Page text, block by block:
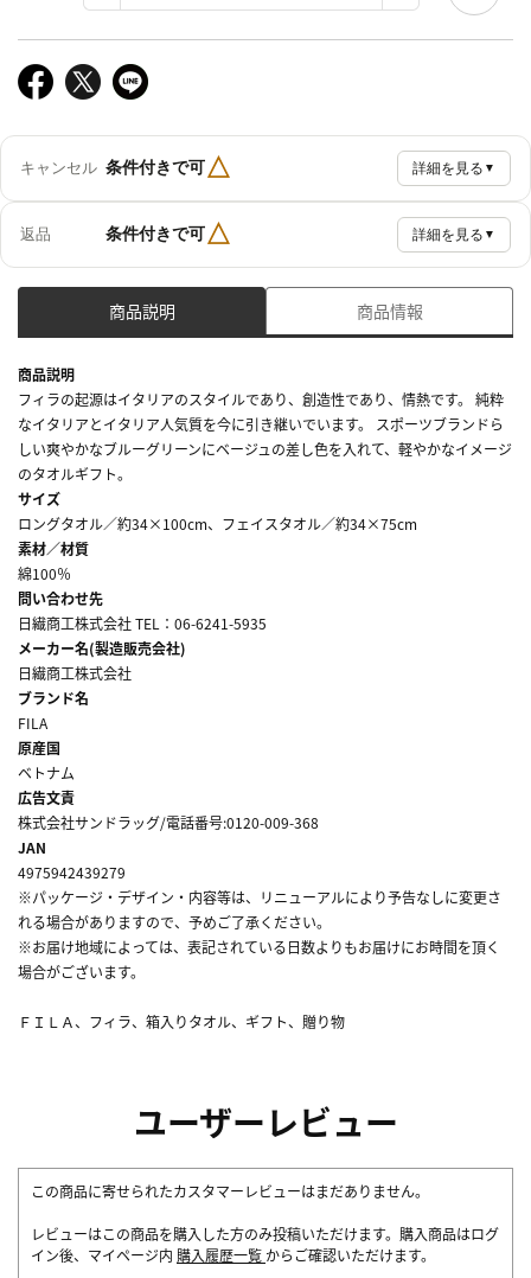
キャンセル 条件付きで可△ 詳細を見る ▼
返品 条件付きで可△ 詳細を見る ▼
商品説明 商品情報
商品説明
フィラの起源はイタリアのスタイルであり、創造性であり、情熱です。 純粋
なイタリアとイタリア人気質を今に引き継いでいます。 スポーツブランドら
しい爽やかなブルーグリーンにベージュの差し色を入れて、軽やかなイメージ
のタオルギフト。
サイズ
ロングタオル／約34×100cm、フェイスタオル／約34×75cm
素材／材質
綿100％
問い合わせ先
日繊商工株式会社 TEL：06-6241-5935
メーカー名(製造販売会社)
日繊商工株式会社
ブランド名
FILA
原産国
ベトナム
広告文責
株式会社サンドラッグ/電話番号:0120-009-368
JAN
4975942439279
※パッケージ・デザイン・内容等は、リニューアルにより予告なしに変更さ
れる場合がありますので、予めご了承ください。
※お届け地域によっては、表記されている日数よりもお届けにお時間を頂く
場合がございます。
ＦＩＬＡ、フィラ、箱入りタオル、ギフト、贈り物
ユーザーレビュー
この商品に寄せられたカスタマーレビューはまだありません。
レビューはこの商品を購入した方のみ投稿いただけます。購入商品はログ
イン後、マイページ内 購入履歴一覧 からご確認いただけます。